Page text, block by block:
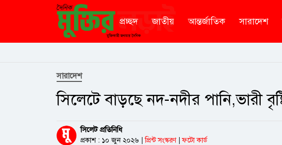
প্রচ্ছদ জাতীয় আন্তর্জাতিক সারাদেশ
সারাদেশ
সিলেটে বাড়ছে নদ-নদীর পানি,ভারী
সিলেট প্রতিনিধি
প্রকাশ : ১০ জুন ২০২৬ প্রিন্ট সংস্করণ ফটো কার্ড